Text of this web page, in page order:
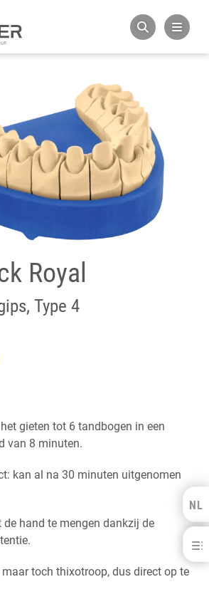
NL
VOORDELEN
Royal
Type 4
gieten tot 6 tandbogen in een
van 8 minuten.
kan al na 30 minuten uitgenomen
de hand te mengen dankzij de
maar toch thixotroop, dus direct op te